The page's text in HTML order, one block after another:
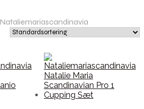
Nataliemariascandinavia